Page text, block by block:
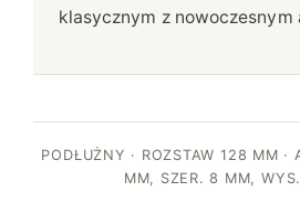
klasycznym z nowoczesnym
PODŁUŻNY · ROZSTAW 128 MM ·
MM, SZER. 8 MM,